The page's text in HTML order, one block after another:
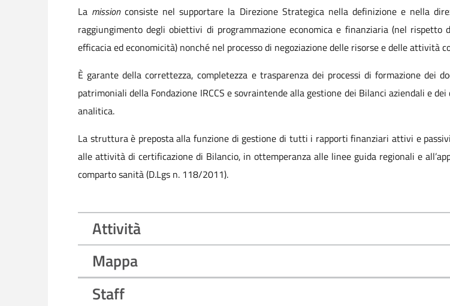
La missionconsiste nel supportare la Direzione Strategica nella definizione e nella
raggiungimento degli obiettivi di programmazione economica e finanziaria (nel
efficacia ed economicità) nonché nel processo di negoziazione delle risorse e delle attività
È garante della correttezza, completezza e trasparenza dei processi di formazione dei
patrimoniali della Fondazione IRCCS e sovraintende alla gestione dei Bilanci aziendali e
analitica.
La struttura è preposta alla funzione di gestione di tutti i rapporti finanziari attivi e
alle attività di certificazione di Bilancio, in ottemperanza alle linee guida regionali e
comparto sanità (D.Lgs n. 118/2011).
Attività
Mappa
Staff